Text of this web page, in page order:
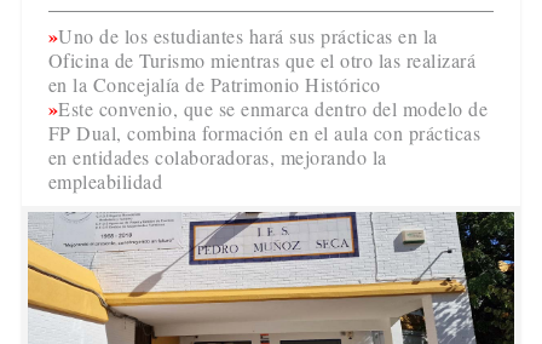
Uno de los estudiantes hará sus prácticas en la
Oficina de Turismo mientras que el otro las realizará
en la Concejalía de Patrimonio Histórico
Este convenio, que se enmarca dentro del modelo de
FP Dual, combina formación en el aula con prácticas
en entidades colaboradoras, mejorando la
empleabilidad